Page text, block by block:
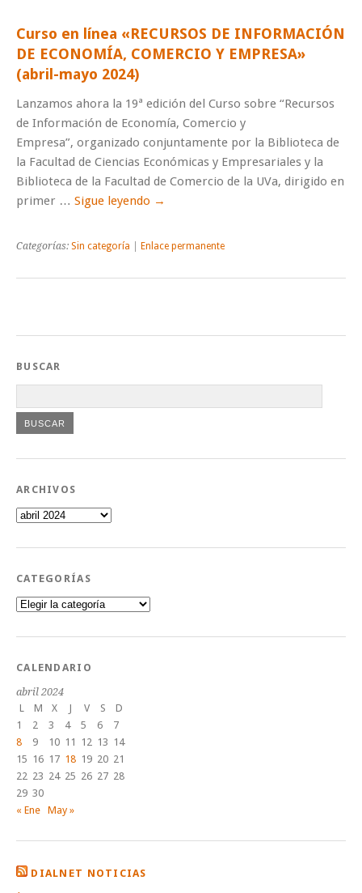
Curso en línea «RECURSOS DE INFORMACIÓN
DE ECONOMÍA, COMERCIO Y EMPRESA»
(abril-mayo 2024)
Lanzamos ahora la 19ª edición del Curso sobre “Recursos
de Información de Economía, Comercio y
Empresa”, organizado conjuntamente por la Biblioteca de
la Facultad de Ciencias Económicas y Empresariales y la
Biblioteca de la Facultad de Comercio de la UVa, dirigido en
primer … Sigue leyendo →
Categorías: Sin categoría Enlace permanente
BUSCAR
ARCHIVOS
Archivos
CATEGORÍAS
Categorías
CALENDARIO
abril 2024
L
M X J V S
D
1
2 3 4 5 6
7
8
9 10 11 12 13 14
15 16 17 18 19 20 21
22 23 24 25 26 27 28
29 30
« Ene May »
DIALNET NOTICIAS